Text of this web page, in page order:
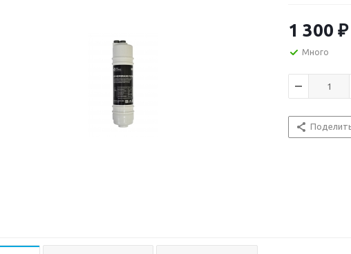
цанга-цанга.
фильтр-
рассчитана
исходной
(соединения
1 300 ₽
Много